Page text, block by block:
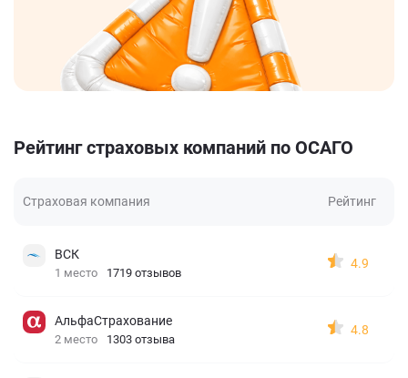
Рейтинг страховых компаний по ОСАГО
Страховая компания Рейтинг
ВСК
1 место 1719 отзывов
4.9
АльфаСтрахование
2 место 1303 отзыва
4.8